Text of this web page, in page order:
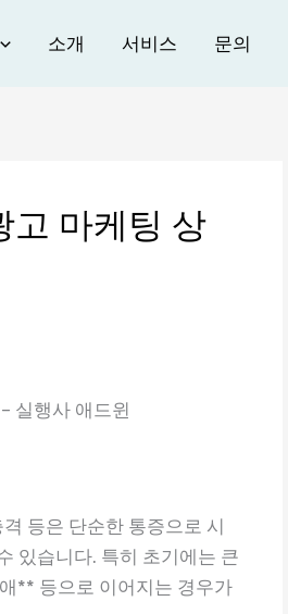
소개 서비스 문의
고 마케팅 상
실행사 애드윈
등은 단순한 통증으로 시
있습니다. 특히 초기에는 큰
** 등으로 이어지는 경우가